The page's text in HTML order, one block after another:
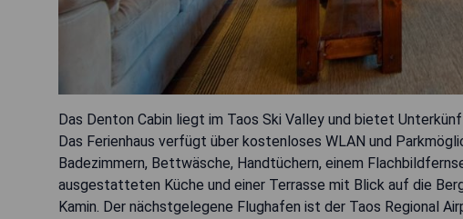
Das Denton Cabin liegt im Taos Ski Valley und bietet
Das Ferienhaus verfügt über kostenloses WLAN und
Badezimmern, Bettwäsche, Handtüchern, einem
ausgestatteten Küche und einer Terrasse mit Blick auf die
Kamin. Der nächstgelegene Flughafen ist der Taos Regional